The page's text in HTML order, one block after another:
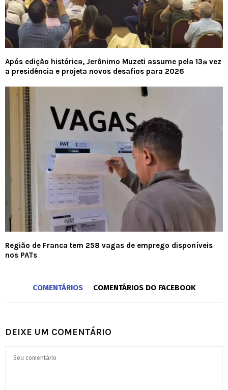
Após edição histórica, Jerônimo Muzeti assume pela 13ª vez
a presidência e projeta novos desafios para 2026
Região de Franca tem 258 vagas de emprego disponíveis
nos PATs
COMENTÁRIOS COMENTÁRIOS DO FACEBOOK
DEIXE UM COMENTÁRIO